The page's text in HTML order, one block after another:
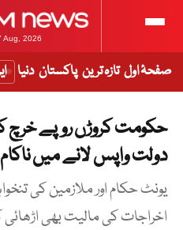
Aug, 2026
صفحۂ اول تازہ ترین پاکستان دنیا
حکومت کروڑں روپے خرچ
دولت واپس لانے میں ناکام
یونٹ حکام اور ملازمین کی
اخراجات کی مالیت بھی